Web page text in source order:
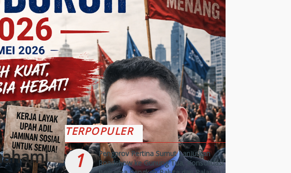
TERPOPULER
1
Pengprov Pertina Sumut Lanjutkan
Roadshow ke Gunung Tua, Konsolidasi